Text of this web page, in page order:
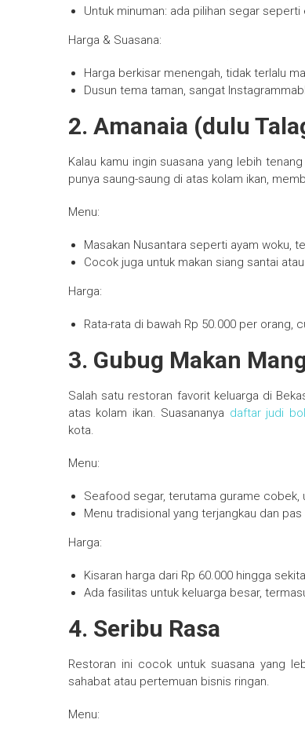
Untuk minuman: ada pilihan segar
Harga & Suasana:
Harga berkisar menengah, tidak terlalu
Dusun tema taman, sangat
2. Amanaia (dulu
Kalau kamu ingin suasana yang lebih
punya saung-saung di atas kolam ikan,
Menu:
Masakan Nusantara seperti ayam woku,
Cocok juga untuk makan siang santai
Harga:
Rata-rata di bawah Rp 50.000 per orang,
3. Gubug Makan
Salah satu restoran favorit keluarga di
atas kolam ikan. Suasananya daftar judi
kota.
Menu:
Seafood segar, terutama gurame cobek,
Menu tradisional yang terjangkau dan
Harga:
Kisaran harga dari Rp 60.000 hingga
Ada fasilitas untuk keluarga besar,
4. Seribu Rasa
Restoran ini cocok untuk suasana yang
sahabat atau pertemuan bisnis ringan.
Menu: